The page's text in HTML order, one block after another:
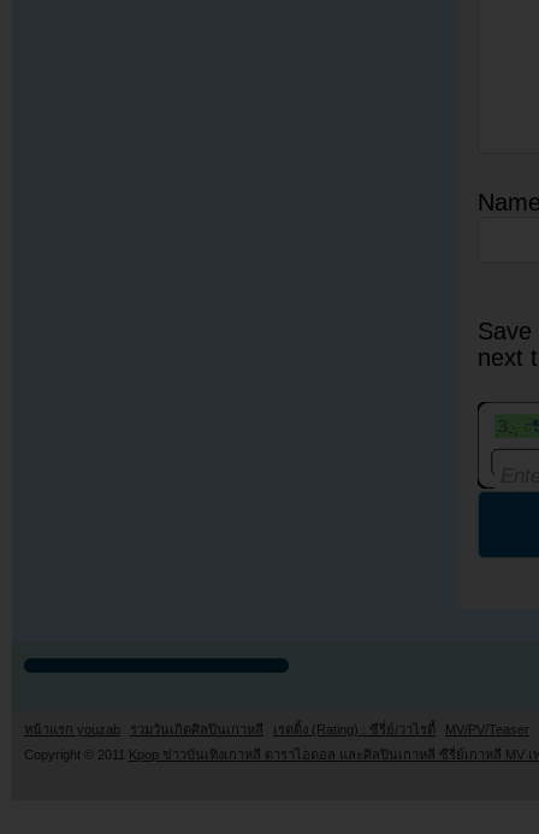
next
หน้าแรก youzab รวมวันเกิดศิลปินเกาหลี เรตติ้ง (Rating) : ซีรี่ย์/วาไรตี้
MV/PV/Teaser
Copyright © 2011
Kpop ข่าวบันเทิงเกาหลี ดาราไอดอล และศิลปินเกาหลี ซีรี่ย์เกาหลี MV